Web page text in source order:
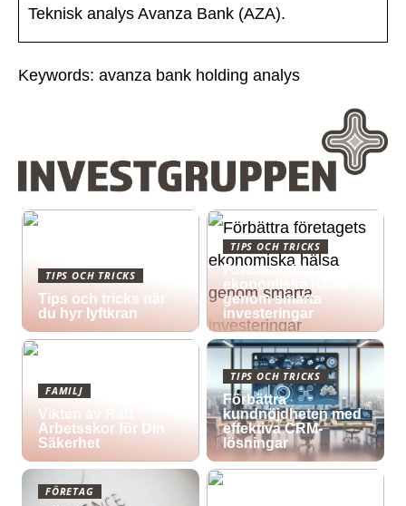
Teknisk analys Avanza Bank (AZA).
Keywords: avanza bank holding analys
TIPS OCH TRICKS
Tips och tricks när
du hyr lyftkran
TIPS OCH TRICKS
Förbättra företagets
ekonomiska hälsa
genom smarta
investeringar
FAMILJ
Vikten av Rätt
Arbetsskor för Din
Säkerhet
TIPS OCH TRICKS
Förbättra
kundnöjdheten med
effektiva CRM-
lösningar
FÖRETAG